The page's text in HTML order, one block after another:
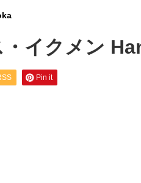
イクメン
Pin it